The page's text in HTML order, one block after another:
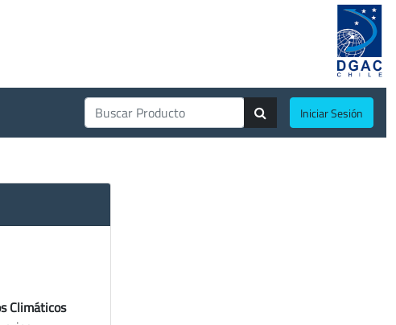
Iniciar Sesión
Climáticos